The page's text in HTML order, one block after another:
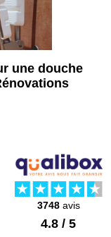
(13)
piscine
(13)
une douche
3748avis
4.8 / 5